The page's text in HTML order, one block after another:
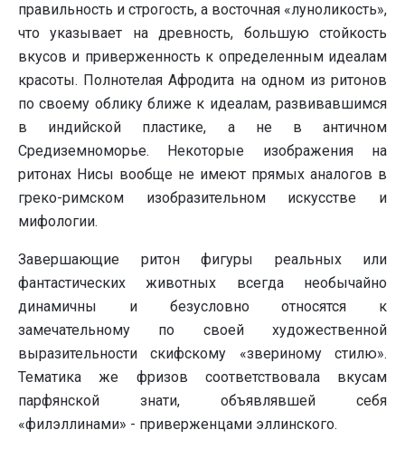
правильность и строгость, а восточная «луноликость»,
что указывает на древность, большую стойкость
вкусов и приверженность к определенным идеалам
красоты. Полнотелая Афродита на одном из ритонов
по своему облику ближе к идеалам, развивавшимся
в индийской пластике, а не в античном
Средиземноморье. Некоторые изображения на
ритонах Нисы вообще не имеют прямых аналогов в
греко-римском изобразительном искусстве и
мифологии.
Завершающие ритон фигуры реальных или
фантастических животных всегда необычайно
динамичны и безусловно относятся к
замечательному по своей художественной
выразительности скифскому «звериному стилю».
Тематика же фризов соответствовала вкусам
парфянской знати, объявлявшей себя
«филэллинами» - приверженцами эллинского.